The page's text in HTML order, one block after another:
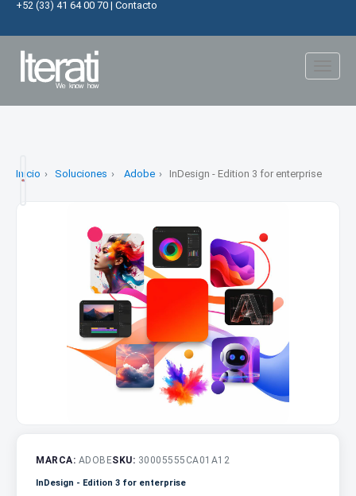
+52 (33) 41 64 00 70 | Contacto
Inicio Soluciones Adobe InDesign - Edition 3 for enterprise
MARCA: ADOBESKU: 30005555CA01A12
InDesign - Edition 3 for enterprise